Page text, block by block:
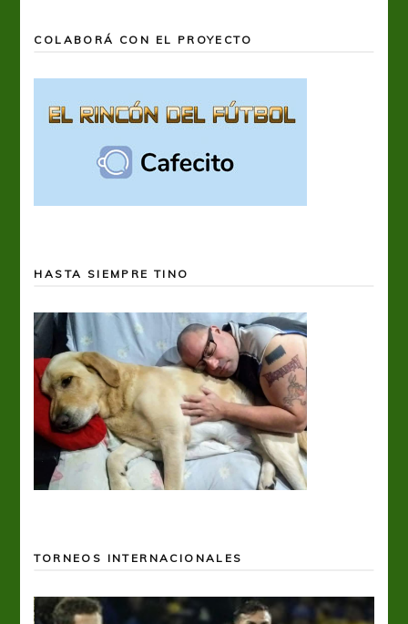
COLABORÁ CON EL PROYECTO
HASTA SIEMPRE TINO
TORNEOS INTERNACIONALES